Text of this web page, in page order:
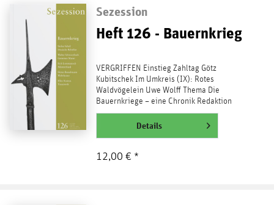
Sezession
Heft 126 - Bauernkrieg
VERGRIFFEN Einstieg Zahltag Götz
Kubitschek Im Umkreis (IX): Rotes
Waldvögelein Uwe Wolff Thema Die
Bauernkriege – eine Chronik Redaktion
»Gemeiner Mann« in Schwaben Walter...
weiterlesenDetails
12,00 € *